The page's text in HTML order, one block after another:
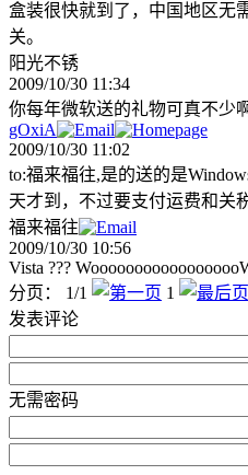
盒装很快就到了，中国地区无
关。
阳光不锈
2009/10/30 11:34
你每年微软送的礼物可真不少
gOxiA
2009/10/30 11:02
to:福来福往,是的送的是
天才到，不过要支付运费和关税
福来福往
2009/10/30 10:56
Vista ???
分页： 1/1
1
发表评论
无需密码